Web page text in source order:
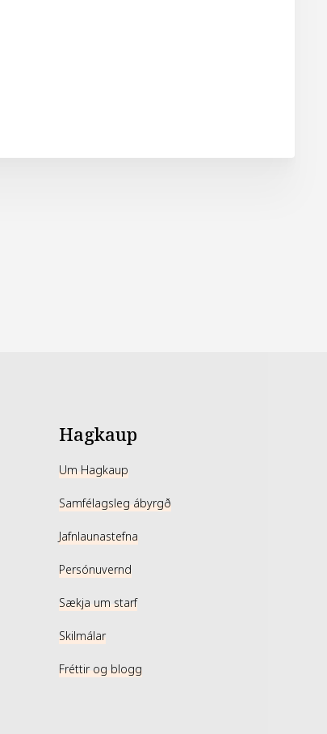
Hagkaup
Um Hagkaup
Samfélagsleg ábyrgð
Jafnlaunastefna
Persónuvernd
Sækja um starf
Skilmálar
Fréttir og blogg